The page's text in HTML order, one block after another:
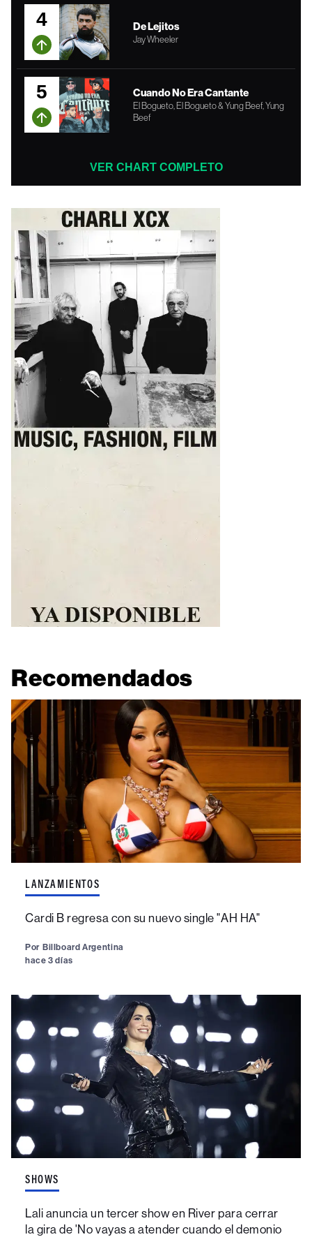
4 De Lejitos
Jay Wheeler
5 Cuando No Era Cantante
El Bogueto, El Bogueto & Yung Beef, Yung
Beef
VER CHART COMPLETO
Recomendados
LANZAMIENTOS
Cardi B regresa con su nuevo single "AH HA"
Por Billboard Argentina
hace 3 días
SHOWS
Lali anuncia un tercer show en River para cerrar
la gira de 'No vayas a atender cuando el demonio